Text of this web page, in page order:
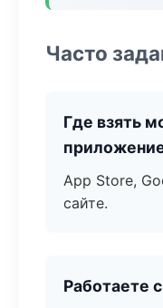
Часто
Где взять
App Store,
сайте.
Работаете